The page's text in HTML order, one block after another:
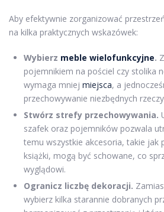
Aby efektywnie zorganizować
na kilka praktycznych wskazówek:
Wybierz meble wielofunkcyjne.
pojemnikiem na pościel czy stolika
wymaga mniej miejsca, a
przechowywanie niezbędnych
Stwórz strefy przechowywania.
szafek oraz pojemników pozwala
temu wszystkie akcesoria, takie jak
książki, mogą być schowane, co
wyglądowi.
Ogranicz liczbę dekoracji.
wybierz kilka starannie dobranych